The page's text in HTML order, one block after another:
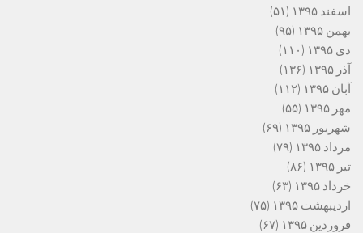
اسفند ۱۳۹۵
(۵۱)
بهمن ۱۳۹۵
(۹۵)
دی ۱۳۹۵
(۱۱۰)
آذر ۱۳۹۵
(۱۳۶)
آبان ۱۳۹۵
(۱۱۲)
مهر ۱۳۹۵
(۵۵)
شهریور ۱۳۹۵
(۶۹)
مرداد ۱۳۹۵
(۷۹)
تیر ۱۳۹۵
(۸۶)
خرداد ۱۳۹۵
(۶۳)
اردیبهشت ۱۳۹۵
(۷۵)
فروردین ۱۳۹۵
(۶۷)